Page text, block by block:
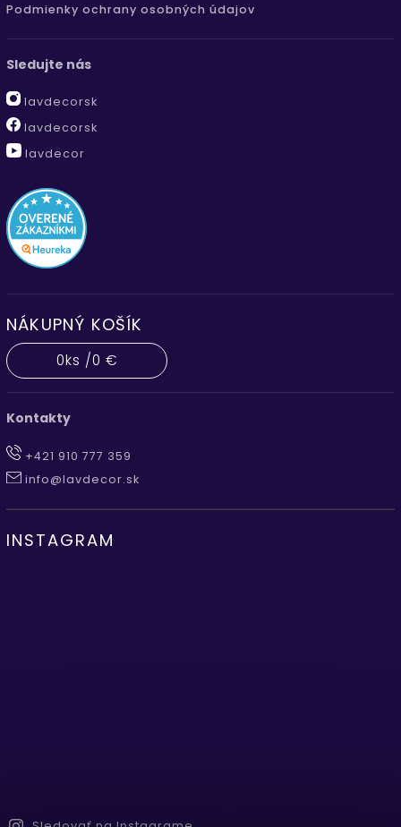
Podmienky ochrany osobných údajov
Sledujte nás
lavdecorsk
lavdecorsk
lavdecor
NÁKUPNÝ KOŠÍK
0ks /0 €
Kontakty
+421 910 777 359
info@lavdecor.sk
INSTAGRAM